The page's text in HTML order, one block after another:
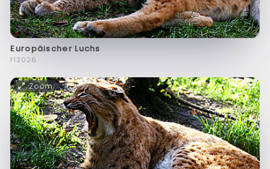
Europäischer Luchs
f12026
Zoom